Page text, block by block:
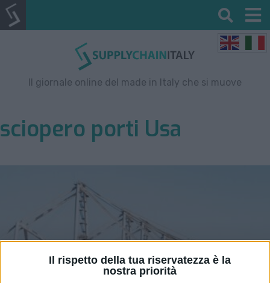
Il rispetto della tua riservatezza è la
nostra priorità
Il giornale online del made in Italy che si muove
sciopero porti Usa